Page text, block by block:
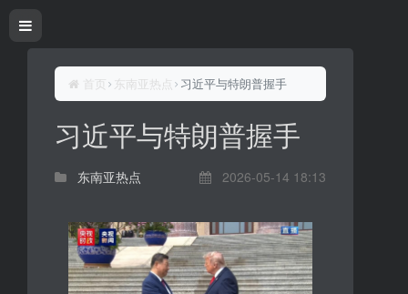
首页 东南亚热点 习近平与特朗普握手
习近平与特朗普握手
东南亚热点 2026-05-14 18:13